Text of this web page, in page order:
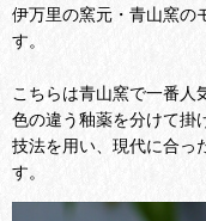
伊万里の窯元・青山窯の
す。
こちらは青山窯で一番人
色の違う釉薬を分けて掛
技法を用い、現代に合っ
す。